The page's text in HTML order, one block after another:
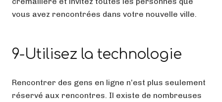
vous avez rencontrées dans votre nouvelle ville.
9-Utilisez la technologie
Rencontrer des gens en ligne n’est plus seulement
réservé aux rencontres. Il existe de nombreuses